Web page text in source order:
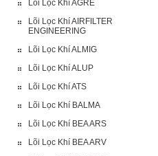
Lõi Lọc Khí AGRE
Lõi Lọc Khí AIRFILTER
ENGINEERING
Lõi Lọc Khí ALMIG
Lõi Lọc Khí ALUP
Lõi Lọc Khí ATS
Lõi Lọc Khí BALMA
Lõi Lọc Khí BEA ARS
Lõi Lọc Khí BEA ARV